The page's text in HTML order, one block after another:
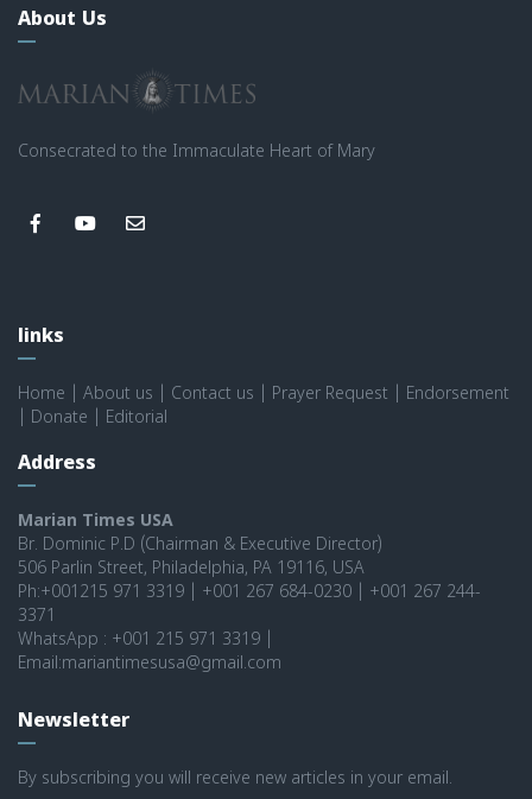
About Us
Consecrated to the Immaculate Heart of Mary
links
Home About us Contact us Prayer Request
Endorsement
Donate Editorial
Address
Marian Times USA
Br. Dominic P.D (Chairman & Executive Director)
506 Parlin Street, Philadelphia, PA 19116, USA
Ph:+001215 971 3319 | +001 267 684-0230 | +001 267 244-
3371
WhatsApp : +001 215 971 3319 |
Email:mariantimesusa@gmail.com
Newsletter
By subscribing you will receive new articles in your email.